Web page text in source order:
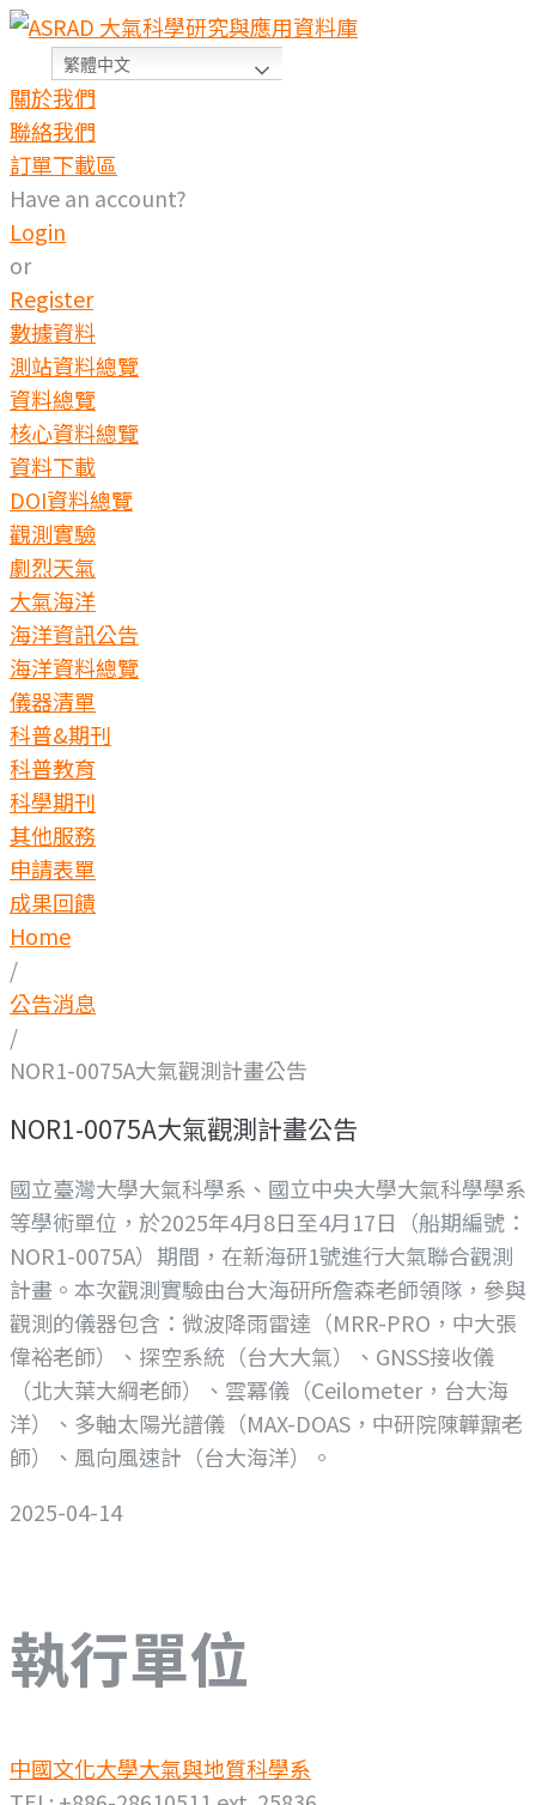
繁體中文
關於我們
聯絡我們
訂單下載區
Have an account?
Login
or
Register
數據資料
測站資料總覽
資料總覽
核心資料總覽
資料下載
DOI資料總覽
觀測實驗
劇烈天氣
大氣海洋
海洋資訊公告
海洋資料總覽
儀器清單
科普&期刊
科普教育
科學期刊
其他服務
申請表單
成果回饋
Home
/
公告消息
/
NOR1-0075A大氣觀測計畫公告
NOR1-0075A大氣觀測計畫公告
國立臺灣大學大氣科學系、國立中央大學大氣科學學系
等學術單位，於2025年4月8日至4月17日（船期編號：
NOR1-0075A）期間，在新海研1號進行大氣聯合觀測
計畫。本次觀測實驗由台大海研所詹森老師領隊，參與
觀測的儀器包含：微波降雨雷達（MRR-PRO，中大張
偉裕老師）、探空系統（台大大氣）、GNSS接收儀
（北大葉大綱老師）、雲冪儀（Ceilometer，台大海
洋）、多軸太陽光譜儀（MAX-DOAS，中研院陳韡鼐老
師）、風向風速計（台大海洋）。
2025-04-14
執行單位
中國文化大學大氣與地質科學系